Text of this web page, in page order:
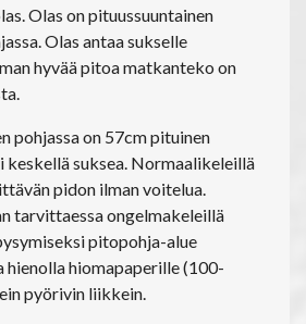
Olas on pituussuuntainen
Olas antaa sukselle
hyvää pitoa matkanteko on
pohjassa on 57cm pituinen
suksea. Normaalikeleillä
pidon ilman voitelua.
tarvittaessa ongelmakeleillä
pitopohja-alue
hienolla hiomapaperille (100-
pyörivin liikkein.